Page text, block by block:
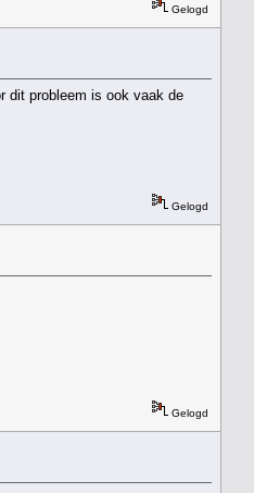
Gelogd
dit probleem is ook vaak de
Gelogd
Gelogd